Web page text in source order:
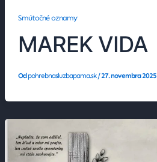
Smútočné oznamy
MAREK VIDA
Od pohrebnasluzbapama.sk/27. novembra 2025